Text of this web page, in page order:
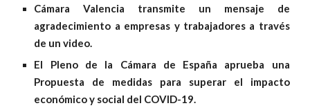
Cámara Valencia transmite un mensaje de
agradecimiento a empresas y trabajadores a través
de un video.
El Pleno de la Cámara de España aprueba una
Propuesta de medidas para superar el impacto
económico y social del COVID-19.